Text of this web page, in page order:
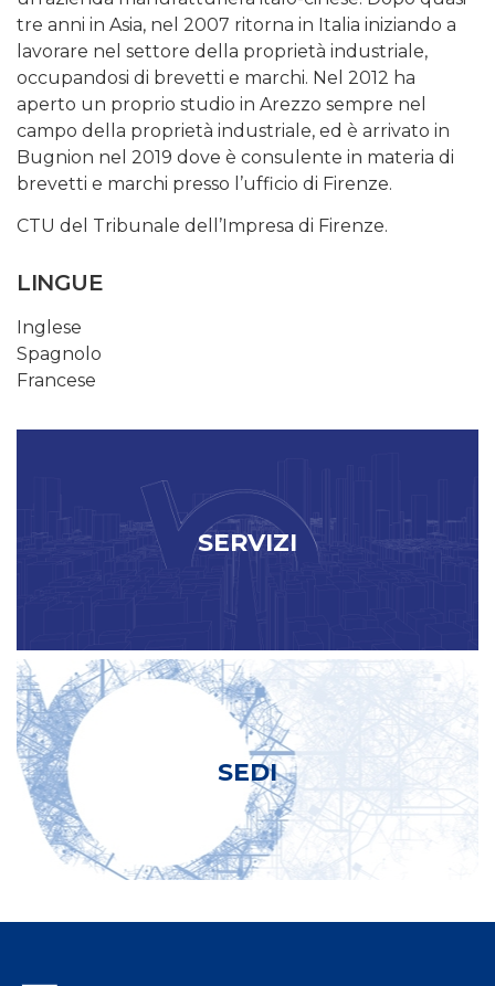
tre anni in Asia, nel 2007 ritorna in Italia iniziando a
lavorare nel settore della proprietà industriale,
occupandosi di brevetti e marchi. Nel 2012 ha
aperto un proprio studio in Arezzo sempre nel
campo della proprietà industriale, ed è arrivato in
Bugnion nel 2019 dove è consulente in materia di
brevetti e marchi presso l’ufficio di Firenze.
CTU del Tribunale dell’Impresa di Firenze.
LINGUE
Inglese
Spagnolo
Francese
SERVIZI
SEDI